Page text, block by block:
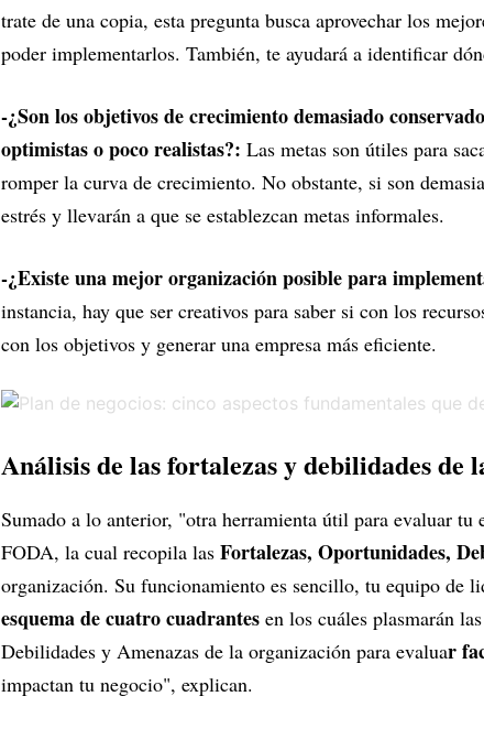
trate de una copia, esta pregunta busca aprovechar los
poder implementarlos. También, te ayudará a identificar
-¿Son los objetivos de crecimiento demasiado
optimistas o poco realistas?: Las metas son útiles para
romper la curva de crecimiento. No obstante, si son
estrés y llevarán a que se establezcan metas informales.
-¿Existe una mejor organización posible para
instancia, hay que ser creativos para saber si con los
con los objetivos y generar una empresa más eficiente.
Análisis de las fortalezas y debilidades de
Sumado a lo anterior, "otra herramienta útil para evaluar tu
FODA, la cual recopila las Fortalezas, Oportunidades,
organización. Su funcionamiento es sencillo, tu equipo de
esquema de cuatro cuadrantes en los cuáles plasmarán
Debilidades y Amenazas de la organización para evaluar
impactan tu negocio", explican.